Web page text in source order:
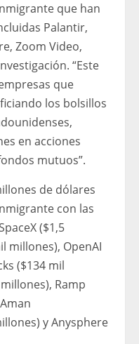
que han
Palantir,
Zoom Video,
“Este
que
los bolsillos
en acciones
mutuos”.
de dólares
con las
($1,5
millones), OpenAI
($134 mil
Ramp
y Anysphere